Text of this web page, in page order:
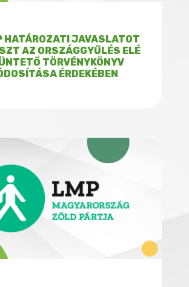
HATÁROZATI JAVASLATOT
AZ ORSZÁGGYŰLÉS ELÉ
TÖRVÉNYKÖNYV
ÉRDEKÉBEN